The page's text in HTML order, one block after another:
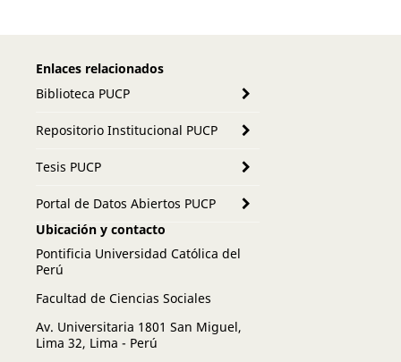
Enlaces relacionados
Biblioteca PUCP
Repositorio Institucional PUCP
Tesis PUCP
Portal de Datos Abiertos PUCP
Ubicación y contacto
Pontificia Universidad Católica del
Perú
Facultad de Ciencias Sociales
Av. Universitaria 1801 San Miguel,
Lima 32, Lima - Perú